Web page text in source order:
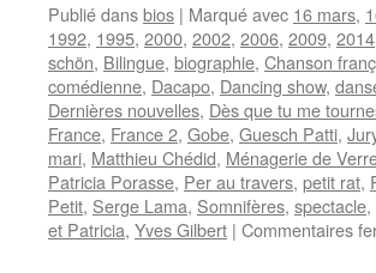
Publié dansbios | Marqué avec 16 mars,
1992, 1995, 2000, 2002, 2006, 2009, 2014
schön, Bilingue, biographie, Chanson
comédienne, Dacapo, Dancing show,
Dernières nouvelles, Dès que tu me
France, France 2, Gobe, Guesch Patti,
mari, Matthieu Chédid, Ménagerie de
Patricia Porasse, Per au travers, petit rat,
Petit, Serge Lama, Somnifères, spectacle,
et Patricia, Yves Gilbert | Commentaires